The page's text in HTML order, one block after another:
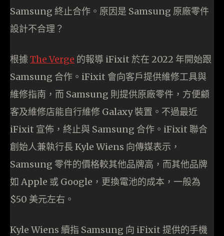
Samsung 終止合作。原因是 Samsung 原廠零件
設計不合理？
根據 The Verge 的報導 iFixit 於在 2022 年開始跟
Samsung 合作。iFixit 會向客戶提供維修工具與
維修指南，而 Samsung 則提供原廠零件，方便顧
客及維修店能自行維修 Galaxy 裝置。不過最近
iFixit 宣佈，終止與 Samsung 合作。iFixit 聯合
創始人兼執行長 Kyle Wiens 向傳媒表示，
Samsung 零件的價格較其他品牌高，而其他品牌
如 Apple 或 Google，更換電池的成本，一般為
$50 美元左右。
Kyle Wiens 續指 Samsung 向 iFixit 提供的手機